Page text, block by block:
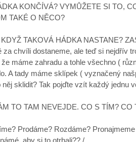
KONČÍVÁ? VYMŮŽETE SI TO,
TAKÉ O NĚCO?
TAKOVÁ HÁDKA NASTANE?
za chvíli dostaneme, ale teď si nejdřív
máme zahradu a tohle všechno (
A tady máme sklípek ( vyznačený
sklidit? Tak pojďte vzít každý jednu
TO TAM NEVEJDE. CO S TÍM? CO
Prodáme? Rozdáme?
aby si to otrhali?? /